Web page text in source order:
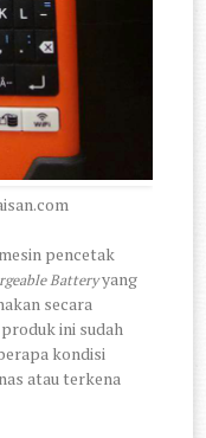
pencetak
Batteryyang
secara
ini sudah
kondisi
atau terkena